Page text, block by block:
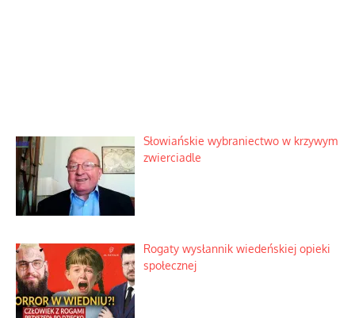
Słowiańskie wybraniectwo w krzywym
zwierciadle
Rogaty wysłannik wiedeńskiej opieki
społecznej